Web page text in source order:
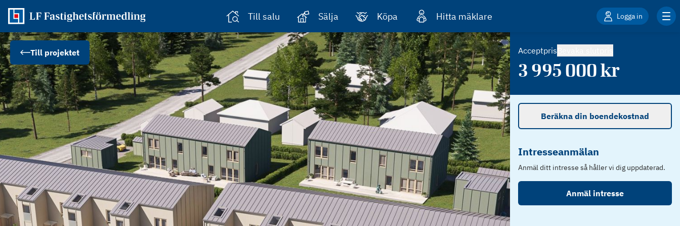
Till salu Sälja Köpa Hitta mäklare Logga in
Acceptpris
3 995 000kr
Beräkna din boendekostnad
Intresseanmälan
Anmäl ditt intresse så håller vi dig uppdaterad.
Anmäl intresse
Till projektet